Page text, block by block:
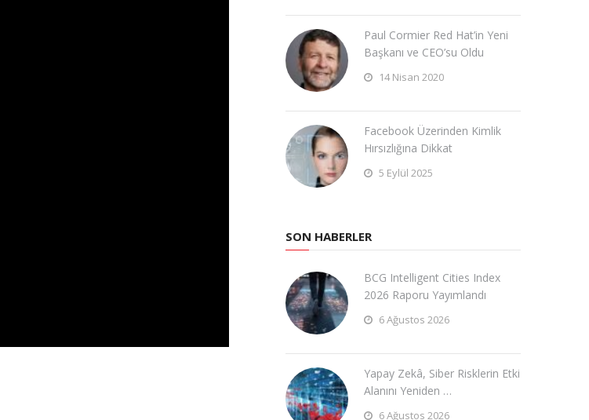
Paul Cormier Red Hat’in Yeni
Başkanı ve CEO’su Oldu
14 Nisan 2020
Facebook Üzerinden Kimlik
Hırsızlığına Dikkat
5 Eylül 2025
SON HABERLER
BCG Intelligent Cities Index
2026 Raporu Yayımlandı
6 Ağustos 2026
Yapay Zekâ, Siber Risklerin Etki
Alanını Yeniden …
6 Ağustos 2026